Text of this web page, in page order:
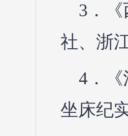
3．
社、浙
4．
坐床纪